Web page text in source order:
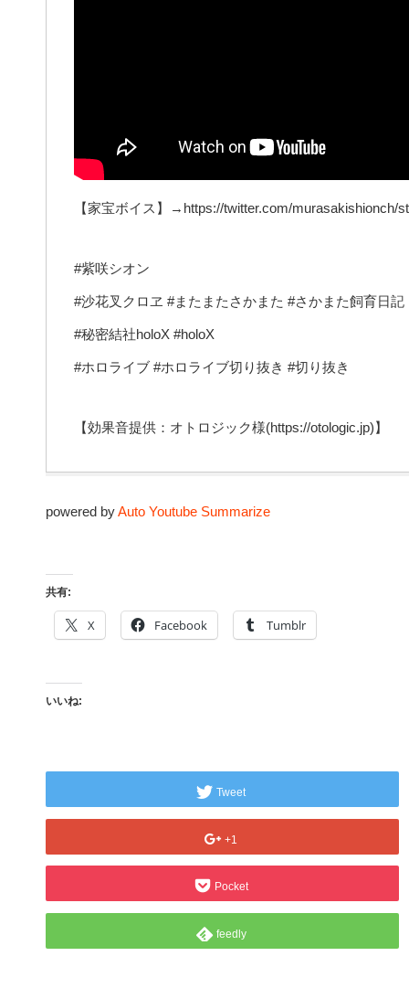
【家宝ボイス】→https://twitter.com/murasakishionch/
#紫咲シオン
#沙花叉クロヱ #またまたさかまた #さかまた飼育日記
#秘密結社holoX #holoX
#ホロライブ #ホロライブ切り抜き #切り抜き
【効果音提供：オトロジック様(https://otologic.jp)】
powered byAuto Youtube Summarize
共有:
X Facebook Tumblr
いいね:
Tweet
+1
Pocket
feedly